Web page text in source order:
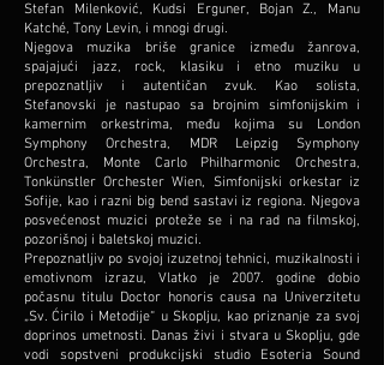
Stefan Milenković, Kudsi Erguner, Bojan Z., Manu
Katché, Tony Levin, i mnogi drugi.
Njegova muzika briše granice između žanrova,
spajajući jazz, rock, klasiku i etno muziku u
prepoznatljiv i autentičan zvuk. Kao solista,
Stefanovski je nastupao sa brojnim simfonijskim i
kamernim orkestrima, među kojima su London
Symphony Orchestra, MDR Leipzig Symphony
Orchestra, Monte Carlo Philharmonic Orchestra,
Tonkünstler Orchester Wien, Simfonijski orkestar iz
Sofije, kao i razni big bend sastavi iz regiona. Njegova
posvećenost muzici proteže se i na rad na filmskoj,
pozorišnoj i baletskoj muzici.
Prepoznatljiv po svojoj izuzetnoj tehnici, muzikalnosti i
emotivnom izrazu, Vlatko je 2007. godine dobio
počasnu titulu Doctor honoris causa na Univerzitetu
„Sv. Ćirilo i Metodije“ u Skoplju, kao priznanje za svoj
doprinos umetnosti. Danas živi i stvara u Skoplju, gde
vodi sopstveni produkcijski studio Esoteria Sound